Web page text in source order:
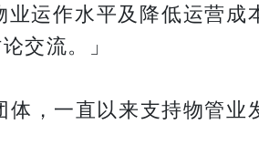
运作水平及降低运营成
交流。」
，一直以来支持物管业